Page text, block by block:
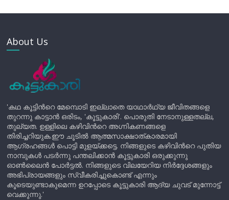
About Us
'കഥ കൂട്ടിന്‍റെ മേമ്പൊടി ഇല്ലാതെ യാഥാർഥ്യ ജീവിതങ്ങളെ
തുറന്നു കാട്ടാൻ ഒരിടം, 'കൂട്ടുകാരി'. പൊരുതി നേടാനുള്ളതല്ല,
തുല്യത. ഉള്ളിലെ കഴിവിന്‍റെ അഗ്നികണങ്ങളെ
തിരിച്ചറിയുക.ഈ ചൂടിൽ ആത്മസാക്ഷാത്കാരമായി
ആഗ്രഹങ്ങൾ പൊട്ടി മുളയ്ക്കട്ടെ. നിങ്ങളുടെ കഴിവിന്‍റെ പുതിയ
നാമ്പുകൾ പടർന്നു പന്തലിക്കാൻ കൂട്ടുകാരി ഒരുക്കുന്നു
ഓൺലൈൻ പോർട്ടൽ. നിങ്ങളുടെ വിലയേറിയ നിർദ്ദേശങ്ങളും
അഭിപ്രായങ്ങളും സ്വീകരിച്ചുകൊണ്ട് എന്നും
കൂടെയുണ്ടാകുമെന്ന ഉറപ്പോടെ കൂട്ടുകാരി ആദ്യ ചുവട് മുന്നോട്ട്
വെക്കുന്നു.'